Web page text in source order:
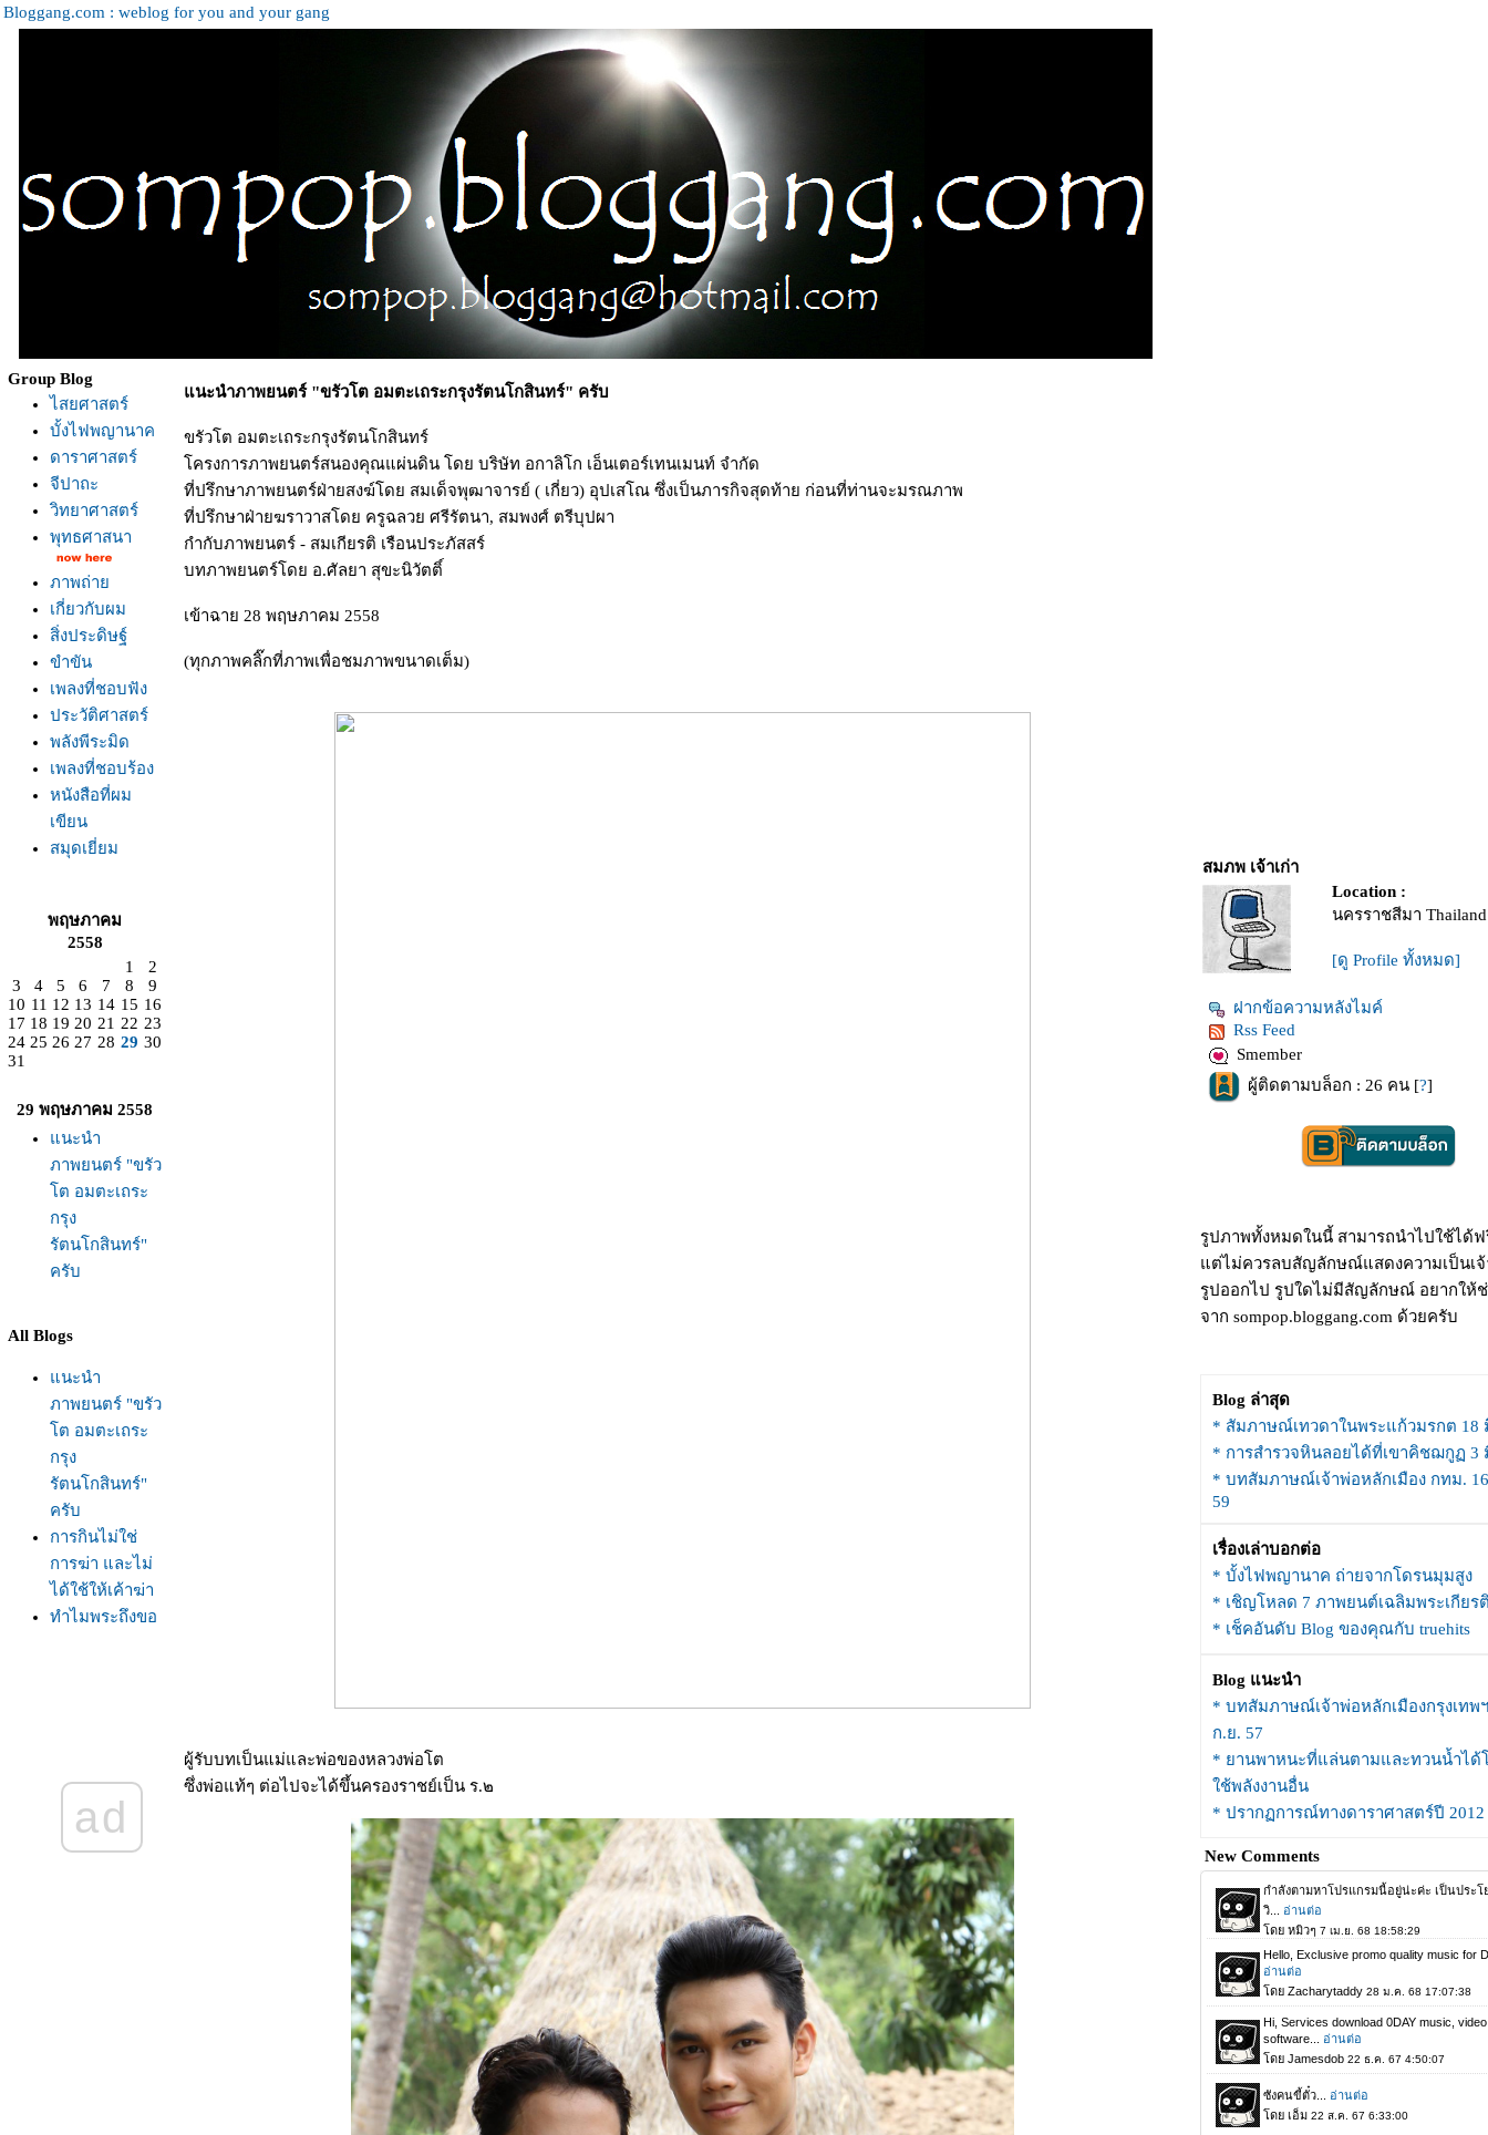
Bloggang.com : weblog for you and your gang
Group Blog
ไสยศาสตร์
บั้งไฟพญานาค
ดาราศาสตร์
จีปาถะ
วิทยาศาสตร์
พุทธศาสนา
ภาพถ่า
เกี่ยวกับผม
สิ่งประดิษฐ์
ขำขัน
เพลงที่ชอบฟัง
ประวัติศาสตร์
พลังพีระมิด
เพลงที่ชอบร้อง
หนังสือที่ผม
เขียน
สมุดเยี่ยม
พฤษภาคม
2558
1
2
3
4 5 6 7 8
9
10 11 12 13 14 15 16
17 18 19 20 21 22 23
24 25 26 27 28 29 30
31
29 พฤษภาคม 2558
นะนำ
ภาพยนตร์ "ขรัว
ต อมตะเถระ
กรุง
รัตนโกสินทร์"
ครับ
All Blogs
นะนำ
ภาพยนตร์ "ขรัว
ต อมตะเถระ
กรุง
รัตนโกสินทร์"
ครับ
การกินไม่ใช่
การฆ่า และไม่
ได้ใช้ให้เค้าฆ่า
ทำไมพระถึงขอ
ท้จริงแล้ว
พระพุทธเจ้ามี
พระเศียรโล้น
ad
นะนำภาพยนตร์ "ขรัวโต อมตะเถระกรุงรัตนโกสินทร์" ครับ
ขรัวโต อมตะเถระกรุงรัตนโกสินทร์
ครงการภาพยนตร์สนองคุณแผ่นดิน โดย บริษัท อกาลิโก เอ็นเตอร์เทนเมนท์ จำกัด
ที่ปรึกษาภาพยนตร์ฝ่ายสงฆ์โดย สมเด็จพุฒาจารย์ ( เกี่ยว) อุปเสโณ ซึ่งเป็นภารกิจสุดท้าย ก่อนที่ท่านจะมรณภาพ
ที่ปรึกษาฝ่ายฆราวาสโดย ครูฉลวย ศรีรัตนา, สมพงศ์ ตรีบุปผา
กำกับภาพยนตร์ - สมเกียรติ เรือนประภัสสร์
บทภาพยนตร์โดย อ.ศัลยา สุขะนิวัตติ์
เข้าฉาย 28 พฤษภาคม 2558
(ทุกภาพคลิ๊กที่ภาพเพื่อชมภาพขนาดเต็ม)
ผู้รับบทเป็นแม่และพ่อของหลวงพ่อโต
ซึ่งพ่อแท้ๆ ต่อไปจะได้ขึ้นครองราชย์เป็น ร.๒
สมภพ เจ้าเก่า
Location :
นครราชสีมา Thailand
[ดู Profile ทั้งหมด]
ฝากข้อความหลังไมค์
Rss Feed
Smember
ผู้ติดตามบล็อก : 26 คน [?]
รูปภาพทั้งหมดในนี้ สามารถนำไปใช้ได้
ต่ไม่ควรลบสัญลักษณ์แสดงความเป็นเจ้
รูปออกไป รูปใดไม่มีสัญลักษณ์ อยากให้ช่
จาก sompop.bloggang.com ด้วยครับ
Blog ล่าสุด
* สัมภาษณ์เทวดาในพระแก้วมรกต 18
* การสำรวจหินลอยได้ที่เขาคิชฌกูฏ 3
* บทสัมภาษณ์เจ้าพ่อหลักเมือง กทม.
59
เรื่องเล่าบอกต่อ
* บั้งไฟพญานาค ถ่ายจากโดรนมุมสูง
* เชิญโหลด 7 ภาพยนต์เฉลิมพระเกียร
* เช็คอันดับ Blog ของคุณกับ truehits
Blog แนะนำ
* บทสัมภาษณ์เจ้าพ่อหลักเมืองกรุงเทพ
ก.ย. 57
* ยานพาหนะที่แล่นตามและทวนน้ำได้
ช้พลังงานอื่น
* ปรากฏการณ์ทางดาราศาสตร์ปี 2012
New Comments